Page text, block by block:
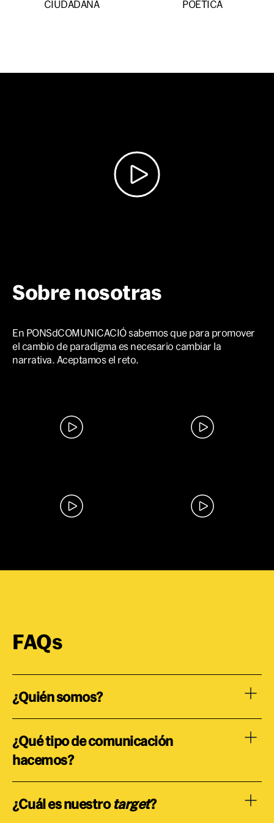
CIUDADANA POÉTICA
Sobre nosotras
En PONSdCOMUNICACIÓ sabemos que para promover
el cambio de paradigma es necesario cambiar la
narrativa. Aceptamos el reto.
FAQs
¿Quién somos?
¿Qué tipo de comunicación
hacemos?
¿Cuál es nuestro target?